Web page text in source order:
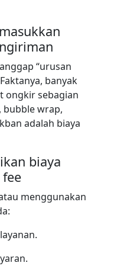
“urusan
banyak
ongkir sebagian
bubble wrap,
adalah biaya
biaya
menggunakan